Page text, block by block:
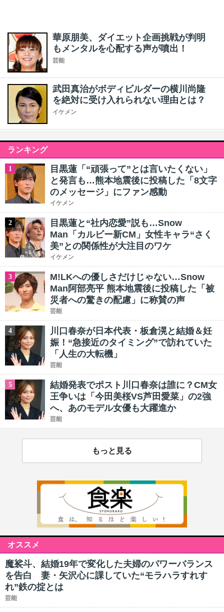
華原朋美、ダイエット企画挑戦が判明
もメンタルを心配する声が噴出！
芸能
武田真治がボディビルダーの横川尚隆
を絶対に受け入れられない理由とは？
イケメン
ランキング
1
目黒蓮「“頑張って”とは言いたくない」
と発言も…熊本地震後に投稿した「8文字
のメッセージ」にファン感動
イケメン
2
目黒蓮と“社内恋愛”説も…Snow
Man「カルビー新CM」女性キャラ“さく
美”との関係性が大注目のワケ
イケメン
3
M!LKへの優しさだけじゃない…Snow
Man阿部亮平 熊本地震後に投稿した「被
災者への驚きの配慮」に称賛の声
芸能
4
川口春奈が日本代表・板倉滉と結婚＆妊
娠！“急接近のタイミング”で訪れていた
「人生の大転機」
芸能
5
結婚発表でポスト川口春奈は誰に？CM女
王争いは「今田美桜VS芦田愛菜」の2強
へ、あのモデル女優も大躍進か
芸能
もっと見る
オススメ
魔裟斗、結婚19年で変化した夫婦のパワーバランス
を告白 妻・矢沢心に課していた“モラハラすれす
れ”鉄の掟とは
芸能